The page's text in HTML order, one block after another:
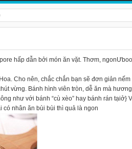
hấp dẫn bởi món ăn vặt. Thơm,
Cho nên, chắc chắn bạn sẽ đơn giản nếm
vừng. Bánh hình viên tròn, dễ ăn mà
như với bánh “cù xèo” hay bánh rán tạiở}
có nhân ăn bùi bùi thì quả là ngon